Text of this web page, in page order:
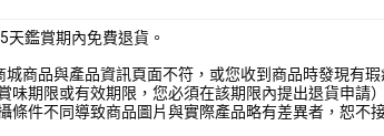
鑑賞期內免費退貨。
商品與產品資訊頁面不符，或您收到商品時發現有
味期限或有效期限，您必須在該期限內提出退貨申
條件不同導致商品圖片與實際產品略有差異者，恕不